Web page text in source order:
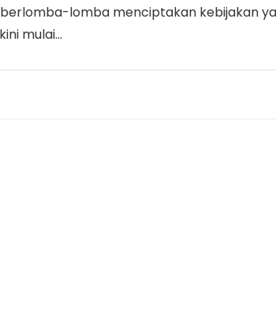
lomba menciptakan kebijakan
mulai…